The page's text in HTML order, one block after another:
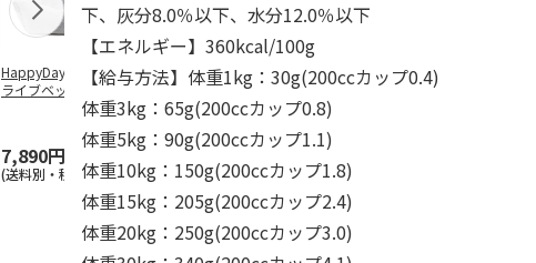
HappyDays 2wayド
ライブベッド グレ
7,890円
(送料別・税込)
獣医師開発 ニオイ
をとる砂専用 猫ト
イレ ナチュラルグ
1,550円
(送料別・税込)
デオトイレ 飛び散
らない消臭・抗菌サ
ンド 4L
1,320円
(送料別・税込)
無添加良品 カムカ
ムデンタルコーン
下、灰分8.0％以下、水分12.0％以下
【エネルギー】360kcal/100g
【給与方法】体重1kg：30g(200ccカップ0.4)
体重3kg：65g(200ccカップ0.8)
体重5kg：90g(200ccカップ1.1)
体重10kg：150g(200ccカップ1.8)
体重15kg：205g(200ccカップ2.4)
体重20kg：250g(200ccカップ3.0)